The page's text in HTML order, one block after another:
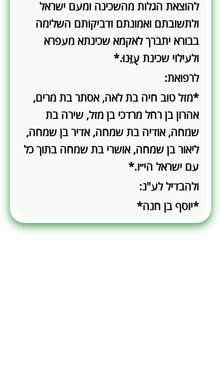
להוצאת הגלות מהשכינה ומעם ישראל
ולתשובתם ואמונתם ודביקותם השלימה
בבורא יתברך לאקמא שכינתא מעפרא
ולעילוי שכינת עֻזֵּנוּ.*
לרפואת:
*מזל טוב חיה בת לאה, אסתר בת מרים,
אהרון בן רחל מרדכי בן מזל, שירה בת
שמחה, אודיה בת שמחה, אדיר בן שמחה,
ליאור בן שמחה, אושרי בת שמחה בתוך כל
עם ישראל הי״ו.*
ולהבדיל לע"נ:
*יוסף בן חנה*